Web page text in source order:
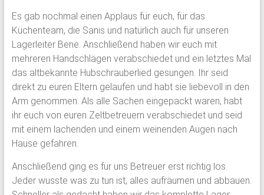
Es gab nochmal einen Applaus für euch, für das
Küchenteam, die Sanis und natürlich auch für unseren
Lagerleiter Bene. Anschließend haben wir euch mit
mehreren Handschlägen verabschiedet und ein letztes Mal
das altbekannte Hubschrauberlied gesungen. Ihr seid
direkt zu euren Eltern gelaufen und habt sie liebevoll in den
Arm genommen. Als alle Sachen eingepackt waren, habt
ihr euch von euren Zeltbetreuern verabschiedet und seid
mit einem lachenden und einem weinenden Augen nach
Hause gefahren.
Anschließend ging es für uns Betreuer erst richtig los.
Jeder wusste was zu tun ist, alles aufräumen und abbauen.